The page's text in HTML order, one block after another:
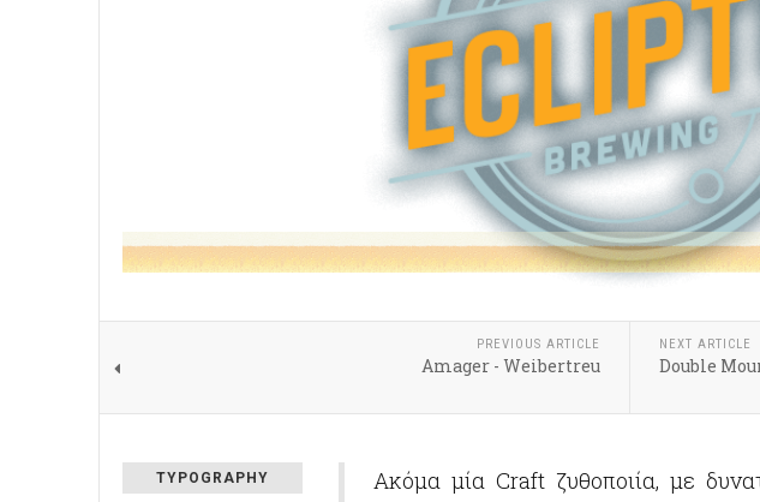
PREVIOUS ARTICLE
Amager - Weibertreu
NEXT ARTICLE
Double
TYPOGRAPHY
Ακόμα μία Craft ζυθοποιία, με